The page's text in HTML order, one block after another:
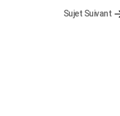
Sujet Suivant